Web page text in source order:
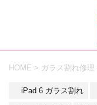
HOME > ガラス割れ修理
iPad 6 ガラス割れ